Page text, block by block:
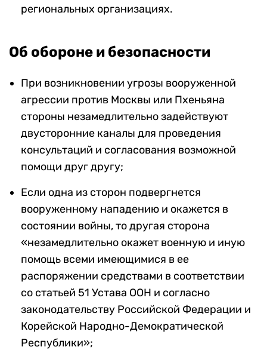
региональных организациях.
Об обороне и безопасности
При возникновении угрозы вооруженной
агрессии против Москвы или Пхеньяна
стороны незамедлительно задействуют
двусторонние каналы для проведения
консультаций и согласования возможной
помощи друг другу;
Если одна из сторон подвергнется
вооруженному нападению и окажется в
состоянии войны, то другая сторона
«незамедлительно окажет военную и иную
помощь всеми имеющимися в ее
распоряжении средствами в соответствии
со статьей 51 Устава ООН и согласно
законодательству Российской Федерации и
Корейской Народно-Демократической
Республики»;